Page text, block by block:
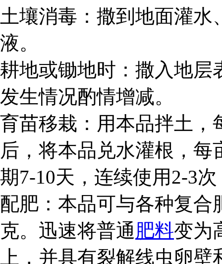
土壤消毒：撒到地面灌水
液。
耕地或锄地时：撒入地层
发生情况酌情增减。
育苗移栽：用本品拌土，
后，将本品兑水灌根，每
期7-10天，连续使用2-3
配肥：本品可与各种复合
克。迅速将普通 肥料变为
上，并具有裂解线虫卵